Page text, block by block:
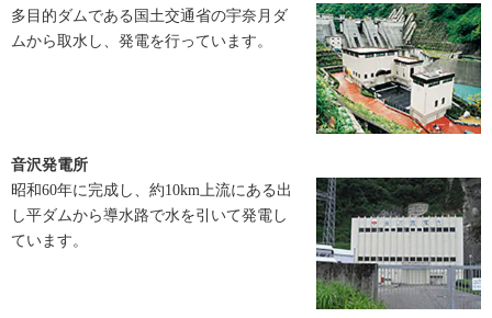
多目的ダムである国土交通省の宇奈月ダ
ムから取水し、発電を行っています。
音沢発電所
昭和60年に完成し、約10km上流にある出
し平ダムから導水路で水を引いて発電し
ています。